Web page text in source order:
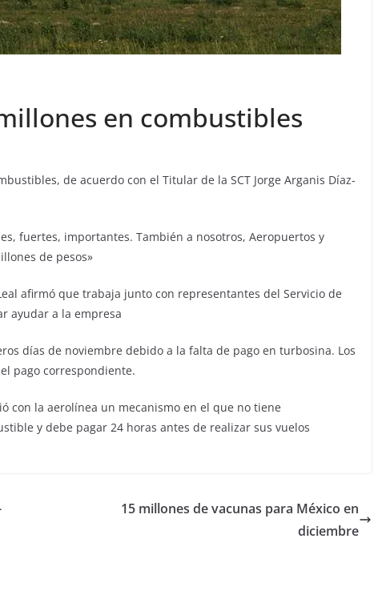
en combustibles
de acuerdo con el Titular de la SCT Jorge Arganis Díaz-
fuertes, importantes. También a nosotros, Aeropuertos y
de pesos»
afirmó que trabaja junto con representantes del Servicio de
ayudar a la empresa
días de noviembre debido a la falta de pago en turbosina. Los
pago correspondiente.
con la aerolínea un mecanismo en el que no tiene
y debe pagar 24 horas antes de realizar sus vuelos
15 millones de vacunas para México en
diciembre